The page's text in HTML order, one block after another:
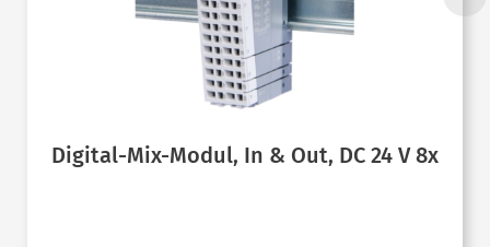
Digital-Mix-Modul, In & Out, DC 24 V 8x